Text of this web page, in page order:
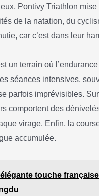
Pontivy Triathlon
de la natation, du
car c’est dans leur
un terrain où
séances intensives,
parfois imprévisibles.
comportent des
virage. Enfin, la
accumulée.
touche